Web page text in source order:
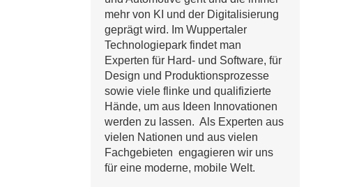
mehr von KI und der Digitalisierung
geprägt wird. Im Wuppertaler
Technologiepark findet man
Experten für Hard- und Software, für
Design und Produktionsprozesse
sowie viele flinke und qualifizierte
Hände, um aus Ideen Innovationen
werden zu lassen. Als Experten aus
vielen Nationen und aus vielen
Fachgebieten engagieren wir uns
für eine moderne, mobile Welt.